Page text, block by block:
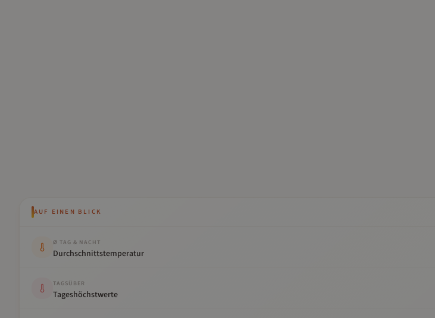
AUF EINEN BLICK
Ø TAG & NACHT
Durchschnittstemperatur
TAGSÜBER
Tageshöchstwerte